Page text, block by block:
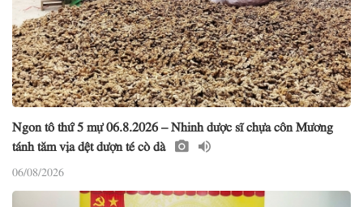
Ngon tô thứ 5 mự 06.8.2026 – Nhinh dược sĩ chựa côn Mương
tánh tăm vịa dệt dượn té cò dà
06/08/2026